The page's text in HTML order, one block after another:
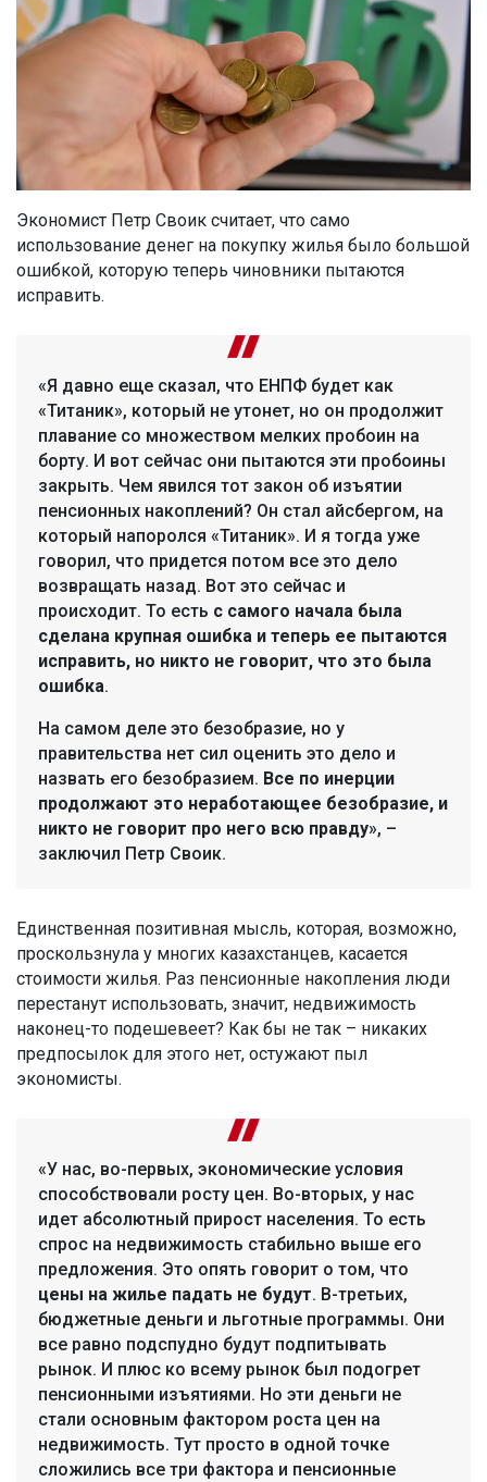
Экономист Петр Своик считает, что само
использование денег на покупку жилья было большой
ошибкой, которую теперь чиновники пытаются
исправить.
«Я давно еще сказал, что ЕНПФ будет как
«Титаник», который не утонет, но он продолжит
плавание со множеством мелких пробоин на
борту. И вот сейчас они пытаются эти пробоины
закрыть. Чем явился тот закон об изъятии
пенсионных накоплений? Он стал айсбергом, на
который напоролся «Титаник». И я тогда уже
говорил, что придется потом все это дело
возвращать назад. Вот это сейчас и
происходит. То есть с самого начала была
сделана крупная ошибка и теперь ее пытаются
исправить, но никто не говорит, что это была
ошибка.
На самом деле это безобразие, но у
правительства нет сил оценить это дело и
назвать его безобразием. Все по инерции
продолжают это неработающее безобразие, и
никто не говорит про него всю правду», –
заключил Петр Своик.
Единственная позитивная мысль, которая, возможно,
проскользнула у многих казахстанцев, касается
стоимости жилья. Раз пенсионные накопления люди
перестанут использовать, значит, недвижимость
наконец-то подешевеет? Как бы не так – никаких
предпосылок для этого нет, остужают пыл
экономисты.
«У нас, во-первых, экономические условия
способствовали росту цен. Во-вторых, у нас
идет абсолютный прирост населения. То есть
спрос на недвижимость стабильно выше его
предложения. Это опять говорит о том, что
цены на жилье падать не будут. В-третьих,
бюджетные деньги и льготные программы. Они
все равно подспудно будут подпитывать
рынок. И плюс ко всему рынок был подогрет
пенсионными изъятиями. Но эти деньги не
стали основным фактором роста цен на
недвижимость. Тут просто в одной точке
сложились все три фактора и пенсионные